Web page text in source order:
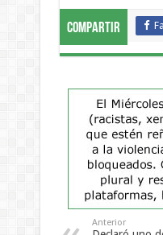
Compartir
Anterior